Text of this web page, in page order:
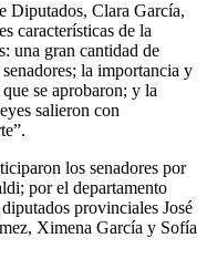
Diputados, Clara García,
características de la
una gran cantidad de
la importancia y
se aprobaron; y la
salieron con
los senadores por
por el departamento
provinciales José
Ximena García y Sofía